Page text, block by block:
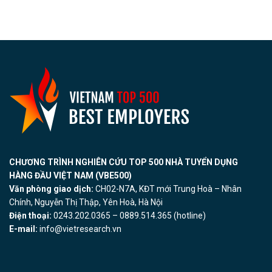
CHƯƠNG TRÌNH NGHIÊN CỨU TOP 500 NHÀ TUYỂN DỤNG
HÀNG ĐẦU VIỆT NAM (VBE500)
Văn phòng giao dịch: CH02-N7A, KĐT mới Trung Hoà – Nhân
Chính, Nguyễn Thị Thập, Yên Hoà, Hà Nội
Điện thoại: 0243.202.0365 – 0889.514.365 (hotline)
E-mail: info@vietresearch.vn